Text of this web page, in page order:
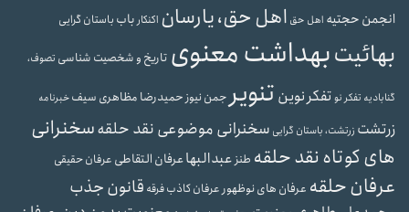
انجمن حجتیه اهل حق اهل حق، یارسان اکنکارباب باستان گرایی
بهائیتبهداشت معنوی تاریخ و شخصیت شناسی تصوف،
گنابادیه تفکر نوتفکر نوین تنویر جمن نیوزحمیدرضا مظاهری سیفخبرنامه
زرتشت زرتشت، باستان گرایی سخنرانی موضوعی نقد حلقهسخنرانی
های کوتاه نقد حلقه طنزعبدالبهاعرفان التقاطی عرفان حقیقی
عرفان حلقه عرفان های نوظهور عرفان کاذبفرقه قانون جذب